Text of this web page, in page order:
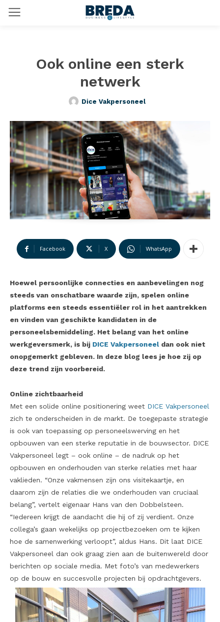
Ook online een sterk
netwerk
Dice Vakpersoneel
Facebook X WhatsApp
Hoewel persoonlijke connecties en aanbevelingen nog
steeds van onschatbare waarde zijn, spelen online
platforms een steeds essentiëler rol in het aantrekken
en vinden van geschikte kandidaten in de
personeelsbemiddeling. Het belang van het online
werkgeversmerk, is bij DICE Vakpersoneel dan ook niet
onopgemerkt gebleven. In deze blog lees je hoe zij op
deze trend zijn voorbereid.
Online zichtbaarheid
Met een solide online positionering weet DICE Vakpersoneel
zich te onderscheiden in de markt. De toegepaste strategie
is ook van toepassing op personeelswerving en het
opbouwen van een sterke reputatie in de bouwsector. DICE
Vakpersoneel legt – ook online – de nadruk op het
opbouwen en onderhouden van sterke relaties met haar
vaklieden. “Onze vakmensen zijn ons visitekaartje, en
daarom zijn de relaties die we onderhouden van cruciaal
belang”, vertelt eigenaar Hans van den Dobbelsteen.
“Iedereen krijgt de aandacht die hij of zij verdient. Onze
collega’s gaan wekelijks op projectbezoeken om te kijken
hoe de samenwerking verloopt”, aldus Hans. Dit laat DICE
Vakpersoneel dan ook graag zien aan de buitenwereld door
berichten op sociale media. Met foto’s van medewerkers
op de bouw en succesvolle projecten bij opdrachtgevers.